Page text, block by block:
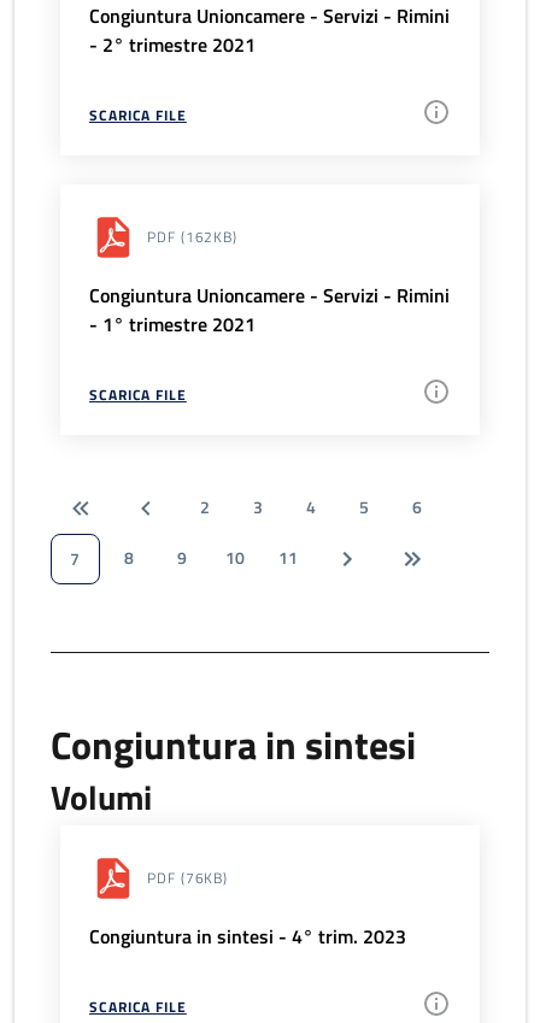
Congiuntura Unioncamere - Servizi - Rimini
- 2° trimestre 2021
SCARICA FILE
PDF (162KB)
Congiuntura Unioncamere - Servizi - Rimini
- 1° trimestre 2021
SCARICA FILE
2 3 4 5
6
7
8 9 10 11
Congiuntura in sintesi
Volumi
PDF (76KB)
Congiuntura in sintesi - 4° trim. 2023
SCARICA FILE